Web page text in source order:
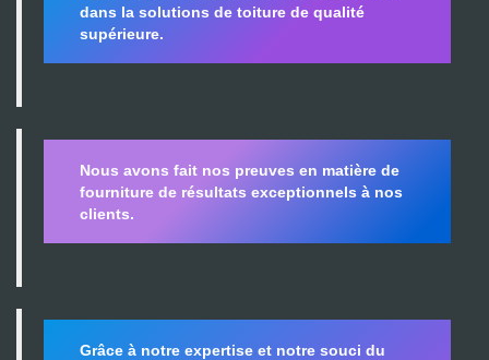
dans la solutions de toiture de qualité
supérieure.
Nous avons fait nos preuves en matière de
fourniture de résultats exceptionnels à nos
clients.
Grâce à notre expertise et notre souci du